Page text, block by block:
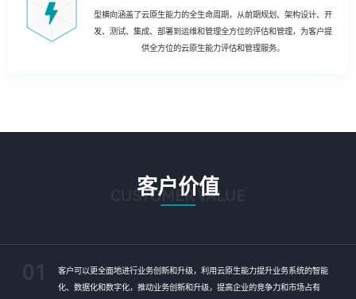
型横向涵盖了云原生能力的全生命周期，从前期规划、架构设计、开
发、测试、集成、部署到运维和管理全方位的评估和管理，为客户提
供全方位的云原生能力评估和管理服务。
客户价值
CUSTOMER VALUE
客户可以更全面地进行业务创新和升级，利用云原生能力提升业务系统的智能
化、数据化和数字化，推动业务创新和升级，提高企业的竞争力和市场占有